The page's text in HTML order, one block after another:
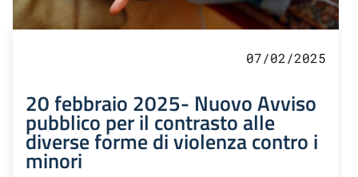
07/02/2025
20 febbraio 2025- Nuovo Avviso
pubblico per il contrasto alle
diverse forme di violenza contro i
minori